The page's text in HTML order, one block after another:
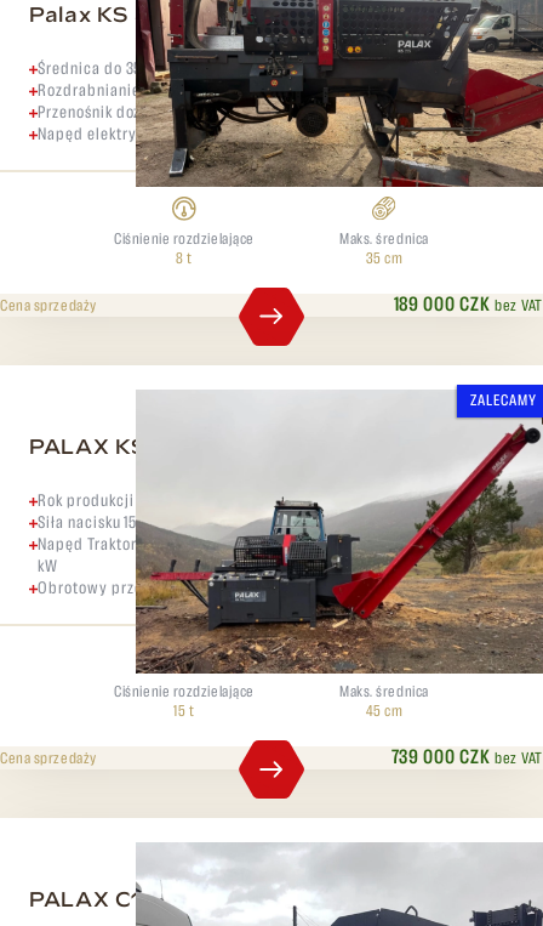
Palax KS 35 Joystick
Średnica do 35 cm
Rozdrabnianie lakieru 8 ton
Przenośnik dozujący 4,5 m
Napęd elektryczny
Ciśnienie rozdzielające
8 t
Maks. średnica
35 cm
189 000 CZKbez VAT
Cena sprzedaży
ZALECAMY
PALAX KS45S Palax mega
Rok produkcji 2016
Siła nacisku 15 ton
Napęd Traktor – możliwość dodania silnika elektrycznego o mocy 11
kW
Obrotowy przenośnik wydajnościowy 5 m
Ciśnienie rozdzielające
15 t
Maks. średnica
45 cm
739 000 CZKbez VAT
Cena sprzedaży
PALAX C1000.2 PRO+ Elektro